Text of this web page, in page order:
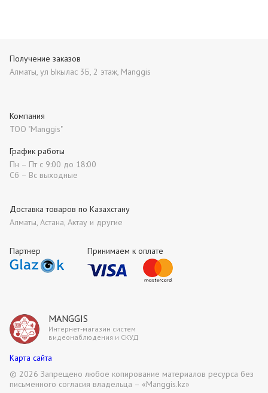
MANGGIS
Интернет-магазин систем
видеонаблюдения и СКУД
Партнер Принимаем к оплате
Получение заказов
Алматы, ул Ыкылас 3Б, 2 этаж, Manggis
Компания
ТОО "Manggis"
Доставка товаров по Казахстану
Алматы, Астана, Актау и другие
График работы
Пн – Пт с 9:00 до 18:00
Сб – Вс выходные
Карта сайта
© 2026 Запрещено любое копирование материалов ресурса без
письменного согласия владельца – «Manggis.kz»